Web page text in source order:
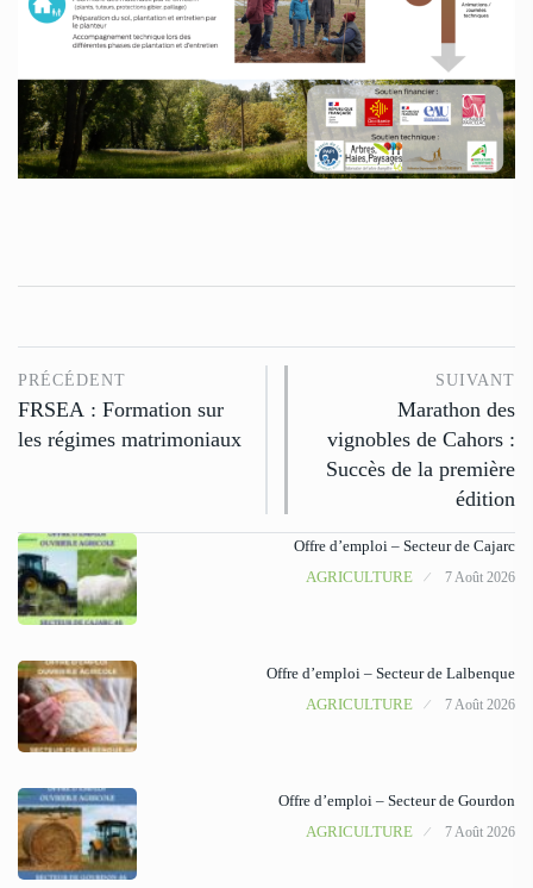
PRÉCÉDENT
FRSEA : Formation sur
les régimes matrimoniaux
SUIVANT
Marathon des
vignobles de Cahors :
Succès de la première
édition
Offre d’emploi – Secteur de Cajarc
AGRICULTURE
7 Août 2026
Offre d’emploi – Secteur de Lalbenque
AGRICULTURE
7 Août 2026
Offre d’emploi – Secteur de Gourdon
AGRICULTURE
7 Août 2026